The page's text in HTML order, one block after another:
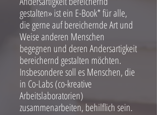
gestalten» ist ein E-Book* für alle,
die gerne auf bereichernde Art und
Weise anderen Menschen
begegnen und deren Andersartigkeit
bereichernd gestalten möchten.
Insbesondere soll es Menschen, die
in Co-Labs (co-kreative
Arbeitslaboratorien)
zusammenarbeiten, behilflich sein.